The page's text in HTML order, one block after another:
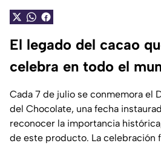
El legado del cacao
celebra en todo el
Cada 7 de julio se conmemora el
del Chocolate, una fecha
reconocer la importancia
de este producto. La celebración